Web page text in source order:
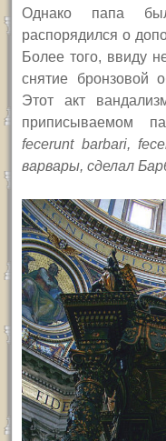
Однако папа
распорядился о
Более того, ввиду
снятие бронзовой
Этот акт
приписываемом
fecerunt barbari,
варвары, сделал